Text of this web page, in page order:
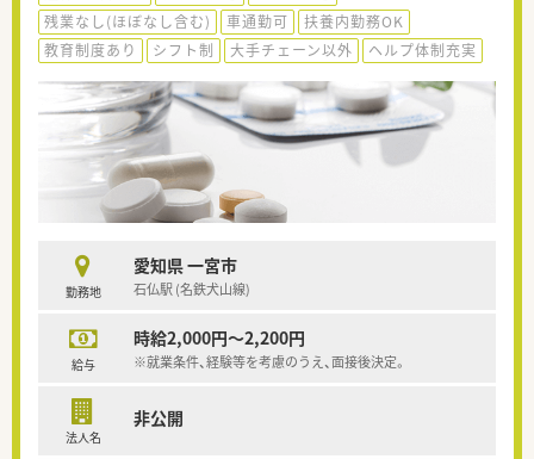
残業なし(ほぼなし含む)
車通勤可
扶養内勤務OK
教育制度あり
シフト制 大手チェーン以外 ヘルプ体制充実
勤務地
愛知県 一宮市
石仏駅 (名鉄犬山線)
給与
時給2,000円～2,200円
※就業条件、経験等を考慮のうえ、面接後決定。
法人名
非公開